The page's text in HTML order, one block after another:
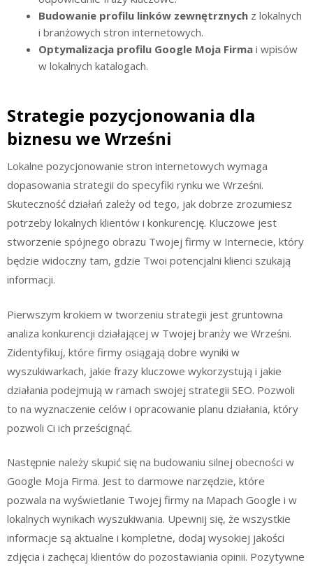
Budowanie profilu linków zewnętrznych z lokalnych
i branżowych stron internetowych.
Optymalizacja profilu Google Moja Firma i wpisów
w lokalnych katalogach.
Strategie pozycjonowania dla
biznesu we Wrześni
Lokalne pozycjonowanie stron internetowych wymaga
dopasowania strategii do specyfiki rynku we Wrześni.
Skuteczność działań zależy od tego, jak dobrze zrozumiesz
potrzeby lokalnych klientów i konkurencję. Kluczowe jest
stworzenie spójnego obrazu Twojej firmy w Internecie, który
będzie widoczny tam, gdzie Twoi potencjalni klienci szukają
informacji.
Pierwszym krokiem w tworzeniu strategii jest gruntowna
analiza konkurencji działającej w Twojej branży we Wrześni.
Zidentyfikuj, które firmy osiągają dobre wyniki w
wyszukiwarkach, jakie frazy kluczowe wykorzystują i jakie
działania podejmują w ramach swojej strategii SEO. Pozwoli
to na wyznaczenie celów i opracowanie planu działania, który
pozwoli Ci ich prześcignąć.
Następnie należy skupić się na budowaniu silnej obecności w
Google Moja Firma. Jest to darmowe narzędzie, które
pozwala na wyświetlanie Twojej firmy na Mapach Google i w
lokalnych wynikach wyszukiwania. Upewnij się, że wszystkie
informacje są aktualne i kompletne, dodaj wysokiej jakości
zdjęcia i zachęcaj klientów do pozostawiania opinii. Pozytywne